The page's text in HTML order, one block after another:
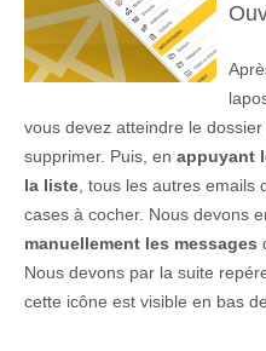
vous devez atteindre le
supprimer. Puis, en appuyant
la liste , tous les autres
cases à cocher. Nous devons
manuellement les messages
Nous devons par la suite
cette icône est visible en bas de